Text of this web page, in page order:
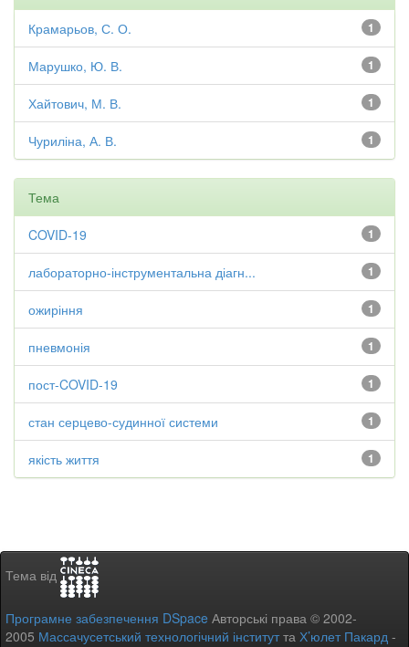
1
Крамарьов, С. О.
1
Марушко, Ю. В.
1
Хайтович, М. В.
1
Чуриліна, А. В.
Тема
1
COVID-19
1
лабораторно-інструментальна діагн...
1
ожиріння
1
пневмонія
1
пост-COVID-19
1
стан серцево-судинної системи
1
якість життя
Тема від
Програмне забезпечення DSpace Авторські права © 2002-
2005 Массачусетський технологічний інститутта Х’юлет Пакард -